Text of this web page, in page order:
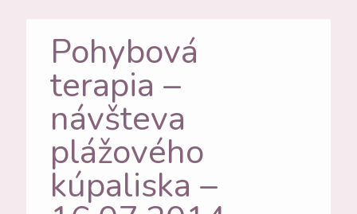
Pohybová
terapia –
návšteva
plážového
kúpaliska –